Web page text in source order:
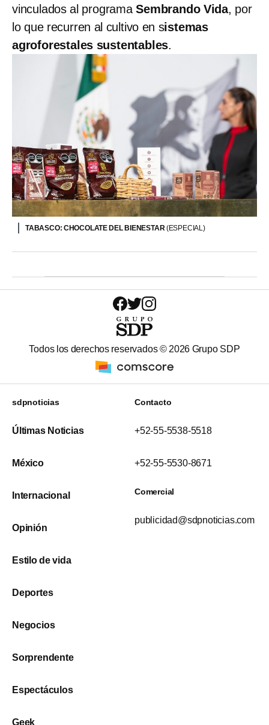
vinculados al programaSembrando Vida, por
lo que recurren al cultivo en sistemas
agroforestales sustentables.
TABASCO: CHOCOLATE DEL BIENESTAR(ESPECIAL)
Todos los derechos reservados © 2026 Grupo SDP
sdpnoticias
Últimas Noticias
México
Internacional
Opinión
Estilo de vida
Deportes
Negocios
Sorprendente
Espectáculos
Geek
Contacto
+52-55-5538-5518
+52-55-5530-8671
Comercial
publicidad@sdpnoticias.com